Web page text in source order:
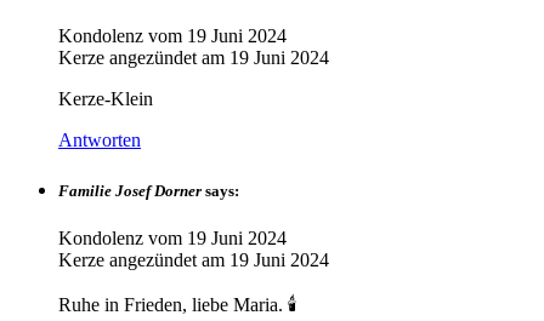
Kondolenz vom 19 Juni 2024
Kerze angezündet am 19 Juni 2024
Kerze-Klein
Antworten
Familie Josef Dorner says:
Kondolenz vom 19 Juni 2024
Kerze angezündet am 19 Juni 2024
Ruhe in Frieden, liebe Maria. 🕯️